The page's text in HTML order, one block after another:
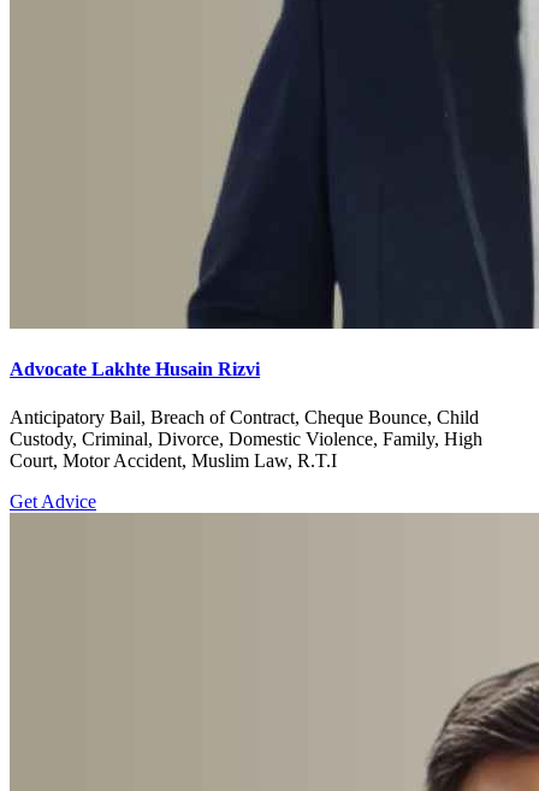
Advocate Lakhte Husain Rizvi
Anticipatory Bail, Breach of Contract, Cheque Bounce, Child
Custody, Criminal, Divorce, Domestic Violence, Family, High
Court, Motor Accident, Muslim Law, R.T.I
Get Advice